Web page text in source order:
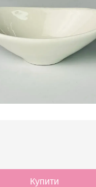
Купити